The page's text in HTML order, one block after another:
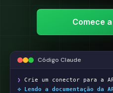
Comece
Código Claude
❯
Crie um conector para a
⟡ Lendo a documentação da